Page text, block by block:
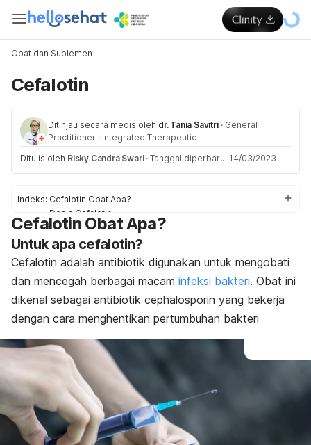
Obat dan Suplemen
Cefalotin
Ditinjau secara medis oleh dr. Tania Savitri · General
Practitioner · Integrated Therapeutic
Ditulis oleh Risky Candra Swari · Tanggal diperbarui 14/03/2023
Indeks: Cefalotin Obat Apa?
Dosis Cefalotin
Efek samping Cefalotin
Peringatan dan Perhatian Obat Cefalotin
Interaksi Obat Cefalotin
Overdosis Cefalotin
Cefalotin Obat Apa?
Untuk apa cefalotin?
Cefalotin adalah antibiotik digunakan untuk mengobati
dan mencegah berbagai macam infeksi bakteri. Obat ini
dikenal sebagai antibiotik cephalosporin yang bekerja
dengan cara menghentikan pertumbuhan bakteri